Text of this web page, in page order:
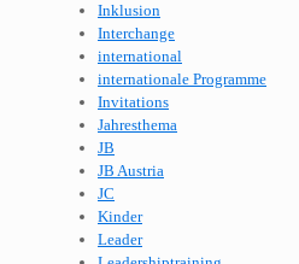
Inklusion
Interchange
international
internationale Programme
Invitations
Jahresthema
JB
JB Austria
JC
Kinder
Leader